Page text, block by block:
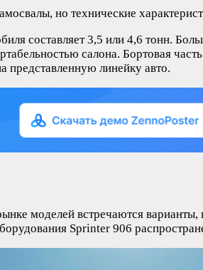
но технические
составляет 3,5 или 4,6 тонн.
салона. Бортовая
представленную линейку авто.
моделей встречаются
Sprinter 906